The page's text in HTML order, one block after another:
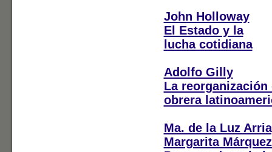
John Holloway
El Estado y la
lucha cotidiana
Adolfo Gilly
La reorganización
obrera
Ma. de la Luz
Margarita